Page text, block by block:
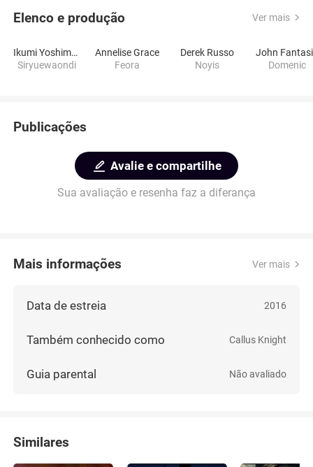
Elenco e produção Ver mais
Ikumi Yoshimatsu
Siryuewaondi
Annelise Grace
Feora
Derek Russo
Noyis
John
Domenic
Publicações
Avalie e compartilhe
Sua avaliação e resenha faz a diferança
Mais informações Ver mais
Data de estreia 2016
Também conhecido como Callus Knight
Guia parental Não avaliado
Similares